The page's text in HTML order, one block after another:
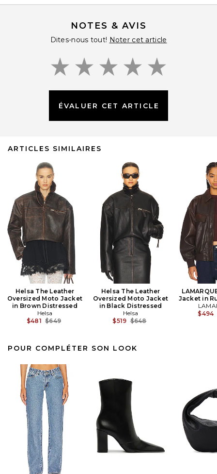
NOTES & AVIS
Dites-nous tout! Noter cet article
ÉVALUER CET ARTICLE
ARTICLES SIMILAIRES
Helsa The Leather
Oversized Moto Jacket
in Brown Distressed
Helsa
$481 Previous price:
$649
Helsa The Leather
Oversized Moto Jacket
in Black Distressed
Helsa
$519 Previous price:
$648
Jacket in
$494
POUR COMPLÉTER SON LOOK